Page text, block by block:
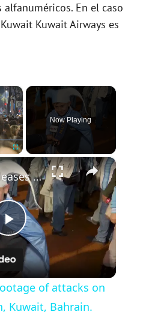
En el caso
Kuwait Airways es
×
Fullscreen
Now Playing
×
P
a
Iran: Iran releases footage of attacks on US targets in Jordan, Kuwait, Bahrain.
of attacks on
Kuwait, Bahrain.